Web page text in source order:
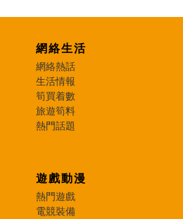
網絡生活
網絡熱話
生活情報
筍買着數
旅遊筍料
熱門話題
遊戲動漫
熱門遊戲
電競裝備